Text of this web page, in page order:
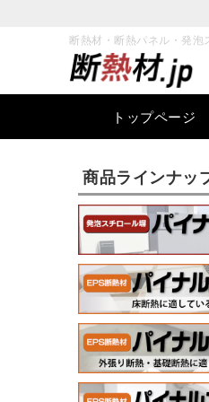
断熱材・断熱パネル・発泡
トップページ
商品ラインナッ